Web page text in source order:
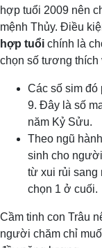
hợp tuổi 2009 nên
mệnh Thủy. Điều
hợp tuổi chính là
chọn số tương thích
Các số sim
9. Đây là số
năm Kỷ Sửu.
Theo ngũ
sinh cho
từ xui rủi sang
chọn 1 ở cuối.
Cầm tinh con Trâu
người chăm chỉ